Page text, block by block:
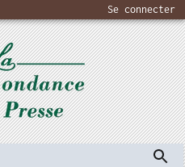
Se connecter